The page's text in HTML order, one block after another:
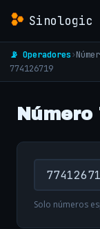
Sinologic
📡 Operadores›
774126719
Solo números